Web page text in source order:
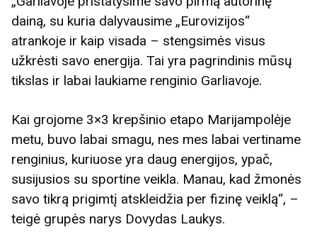
dainą, su kuria dalyvausime „Eurovizijos“
atrankoje ir kaip visada – stengsimės visus
užkrėsti savo energija. Tai yra pagrindinis mūsų
tikslas ir labai laukiame renginio Garliavoje.
Kai grojome 3×3 krepšinio etapo Marijampolėje
metu, buvo labai smagu, nes mes labai vertiname
renginius, kuriuose yra daug energijos, ypač,
susijusios su sportine veikla. Manau, kad žmonės
savo tikrą prigimtį atskleidžia per fizinę veiklą“, –
teigė grupės narys Dovydas Laukys.